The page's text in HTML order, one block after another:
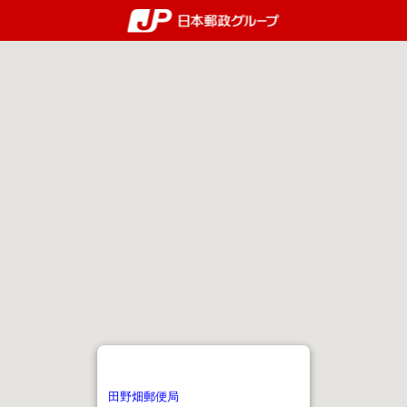
郵便局・日本郵政グループ
田野畑郵便局